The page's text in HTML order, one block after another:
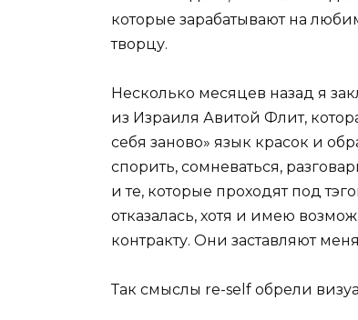
которые зарабатывают на
творцу.
Несколько месяцев назад я
из Израиля Авитой Флит,
себя заново» язык красок и
спорить, сомневаться,
и те, которые проходят под
отказалась, хотя и имею
контракту. Они заставляют
Так смыслы re-self обрели